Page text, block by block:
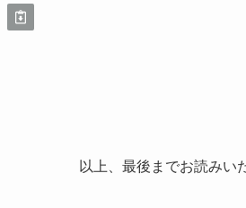
以上、最後までお読みい